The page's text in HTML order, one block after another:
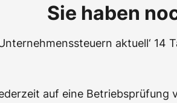
Sie haben
aktuell‘ 14
auf eine Betriebsprüfung